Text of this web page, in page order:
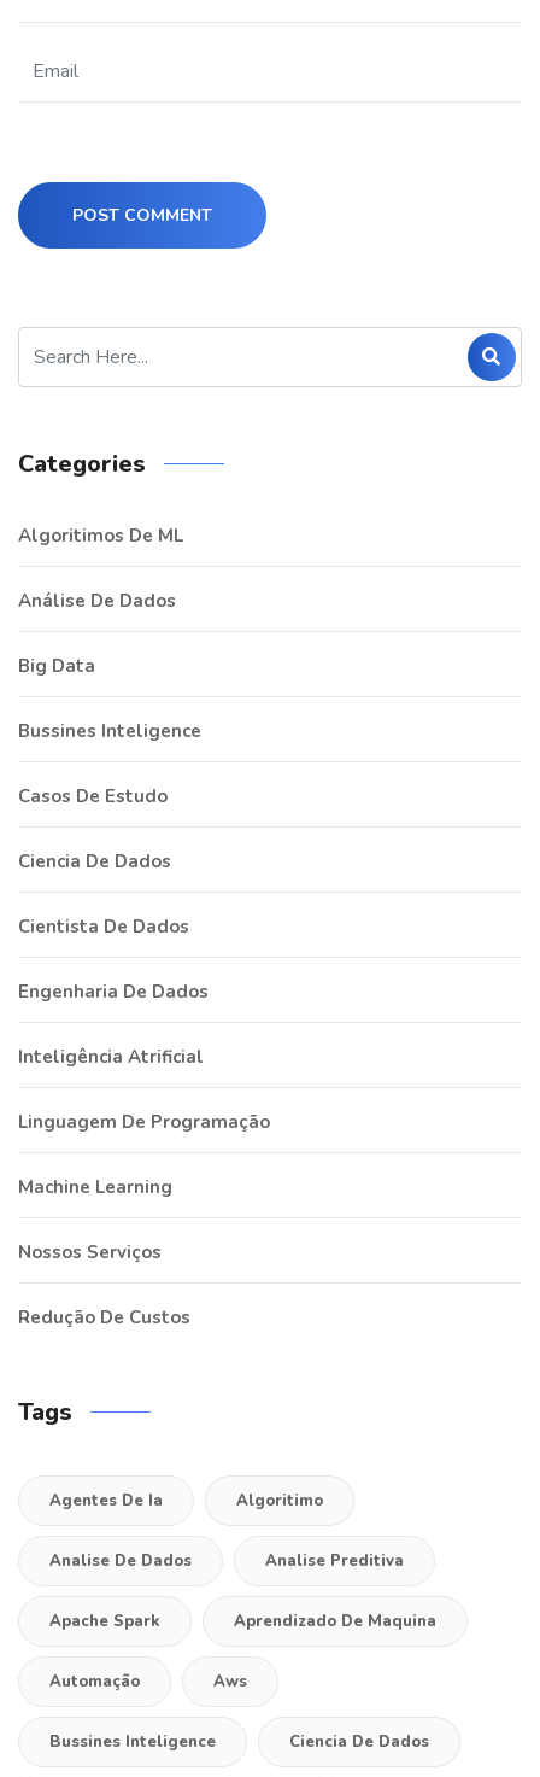
POST COMMENT
Categories
Algoritimos De ML
Análise De Dados
Big Data
Bussines Inteligence
Casos De Estudo
Ciencia De Dados
Cientista De Dados
Engenharia De Dados
Inteligência Atrificial
Linguagem De Programação
Machine Learning
Nossos Serviços
Redução De Custos
Tags
Agentes De Ia Algoritimo
Analise De Dados Analise Preditiva
Apache Spark Aprendizado De Maquina
Automação Aws
Bussines Inteligence Ciencia De Dados